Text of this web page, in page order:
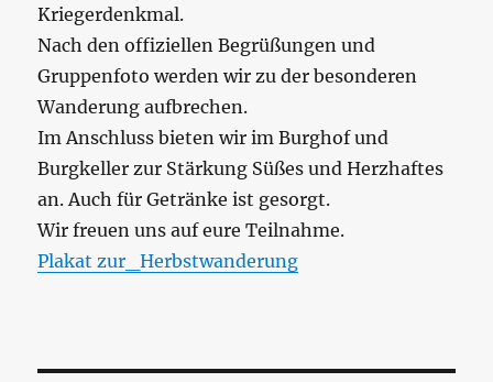
Kriegerdenkmal.
Nach den offiziellen Begrüßungen und
Gruppenfoto werden wir zu der besonderen
Wanderung aufbrechen.
Im Anschluss bieten wir im Burghof und
Burgkeller zur Stärkung Süßes und Herzhaftes
an. Auch für Getränke ist gesorgt.
Wir freuen uns auf eure Teilnahme.
Plakat zur_Herbstwanderung